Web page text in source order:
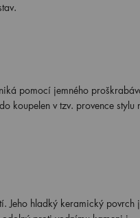
pomocí jemného
koupelen v tzv. provence stylu
Jeho hladký keramický povrch